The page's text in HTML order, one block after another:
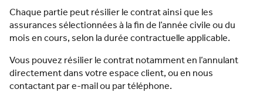
Chaque partie peut résilier le contrat ainsi que les
assurances sélectionnées à la fin de l’année civile ou du
mois en cours, selon la durée contractuelle applicable.
Vous pouvez résilier le contrat notamment en l’annulant
directement dans votre espace client, ou en nous
contactant par e-mail ou par téléphone.